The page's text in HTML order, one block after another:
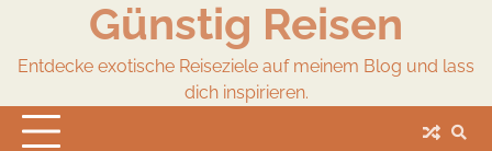
content
Günstig Reisen
Entdecke exotische Reiseziele auf meinem Blog und lass
dich inspirieren.